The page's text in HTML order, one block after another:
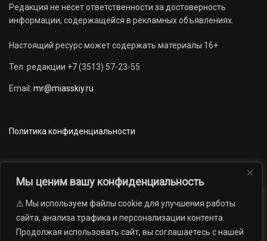
Мы ценим вашу конфиденциальность
⚠️ Мы используем файлы cookie для улучшения работы
сайта, анализа трафика и персонализации контента.
Продолжая использовать сайт, вы соглашаетесь с нашей
Редакция не несет ответственности за достоверность
информации, содержащейся в рекламных объявлениях.
Настоящий ресурс может содержать материалы 16+
Тел. редакции +7 (3513) 57-23-55
Email: mr@miasskiy.ru
Политика конфиденциальности
Новости Наши проекты
Официально
АРХИВ
16+